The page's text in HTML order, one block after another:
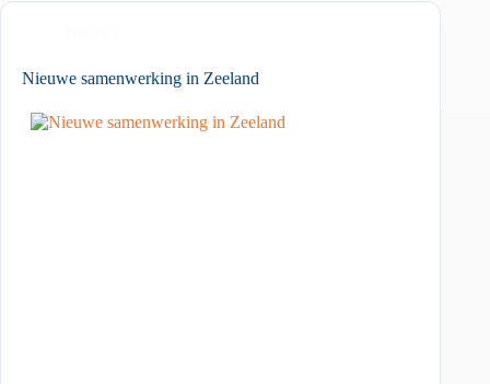
Nieuwe samenwerking in Zeeland